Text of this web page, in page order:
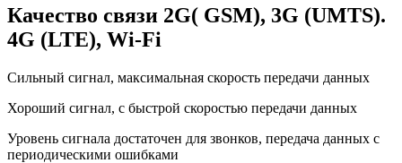
Качество связи 2G( GSM), 3G (UMTS).
4G (LTE), Wi-Fi
Сильный сигнал, максимальная скорость передачи данных
Хороший сигнал, с быстрой скоростью передачи данных
Уровень сигнала достаточен для звонков, передача данных с
периодическими ошибками